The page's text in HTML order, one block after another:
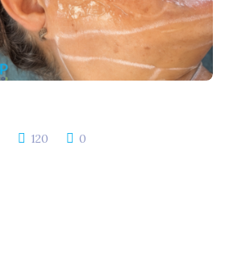
120 0